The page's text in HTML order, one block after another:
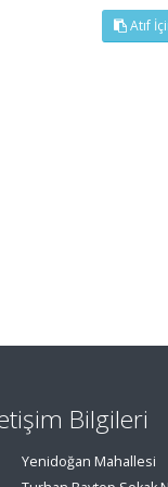
Atıf
Bilgileri
Yenidoğan Mahallesi